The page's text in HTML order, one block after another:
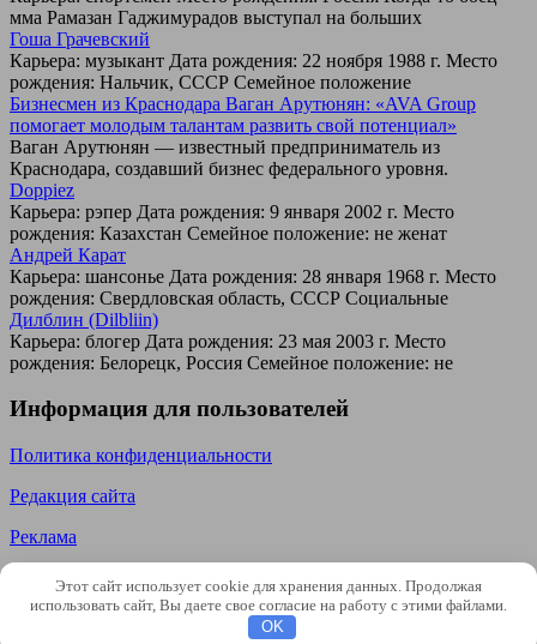
мма Рамазан Гаджимурадов выступал на больших
Гоша Грачевский
Карьера: музыкант Дата рождения: 22 ноября 1988 г. Место
рождения: Нальчик, СССР Семейное положение
Бизнесмен из Краснодара Ваган Арутюнян: «AVA Group
помогает молодым талантам развить свой потенциал»
Ваган Арутюнян — известный предприниматель из
Краснодара, создавший бизнес федерального уровня.
Doppiez
Карьера: рэпер Дата рождения: 9 января 2002 г. Место
рождения: Казахстан Семейное положение: не женат
Андрей Карат
Карьера: шансонье Дата рождения: 28 января 1968 г. Место
рождения: Свердловская область, СССР Социальные
Дилблин (Dilbliin)
Карьера: блогер Дата рождения: 23 мая 2003 г. Место
рождения: Белорецк, Россия Семейное положение: не
Информация для пользователей
Политика конфиденциальности
Редакция сайта
Реклама
© 2026 SteepMEN Использование материалов сайта разрешено
только со активной ссылкой на источник steepmen.ru Почта
для связи с администрацией сайта: d3f4onki@yandex.ru
Этот сайт использует cookie для хранения данных. Продолжая
использовать сайт, Вы даете свое согласие на работу с этими файлами.
OK